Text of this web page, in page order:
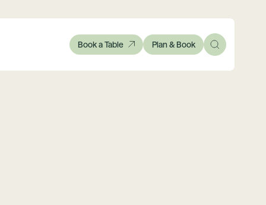
Book a Table Plan & Book